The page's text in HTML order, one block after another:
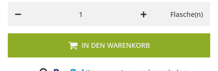
Flasche(n)
IN DEN WARENKORB